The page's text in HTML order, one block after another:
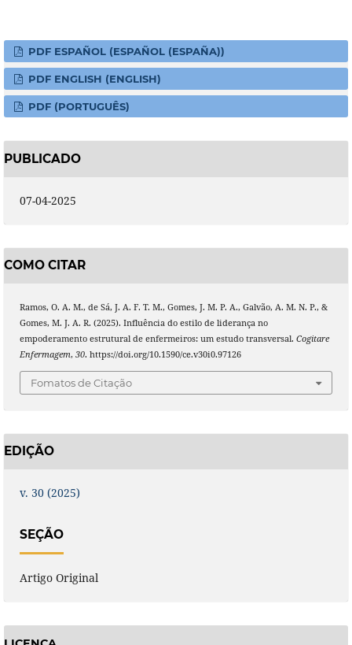
PDF ESPAÑOL (ESPAÑOL (ESPAÑA))
PDF ENGLISH (ENGLISH)
PDF (PORTUGUÊS)
PUBLICADO
07-04-2025
COMO CITAR
Ramos, O. A. M., de Sá, J. A. F. T. M., Gomes, J. M. P. A., Galvão, A. M. N. P., &
Gomes, M. J. A. R. (2025). Influência do estilo de liderança no
empoderamento estrutural de enfermeiros: um estudo transversal. Cogitare
Enfermagem, 30. https://doi.org/10.1590/ce.v30i0.97126
Fomatos de Citação
EDIÇÃO
v. 30 (2025)
SEÇÃO
Artigo Original